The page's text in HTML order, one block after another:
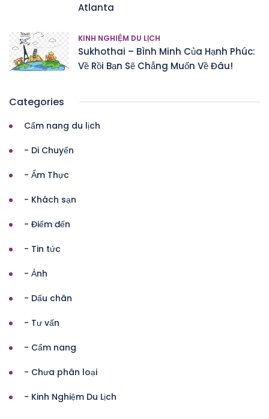
Atlanta
KINH NGHIỆM DU LỊCH
Sukhothai – Bình Minh Của Hạnh Phúc:
Về Rồi Bạn Sẽ Chẳng Muốn Về Đâu!
Categories
Cẩm nang du lịch
- Di Chuyển
- Ẩm Thực
- Khách sạn
- Điểm đến
- Tin tức
- Ảnh
- Dấu chân
- Tư vấn
- Cẩm nang
- Chưa phân loại
- Kinh Nghiệm Du Lịch